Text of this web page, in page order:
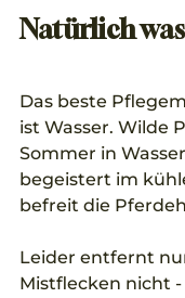
Natürlich
Das beste
ist Wasser. Wilde
Sommer in
begeistert im
befreit die
Leider entfernt
Mistflecken nicht